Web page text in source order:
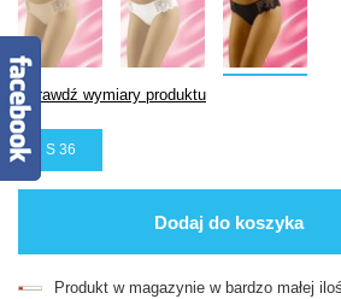
Sprawdź wymiary produktu
S 36
Dodaj do koszyka
Produkt w magazynie w bardzo małej